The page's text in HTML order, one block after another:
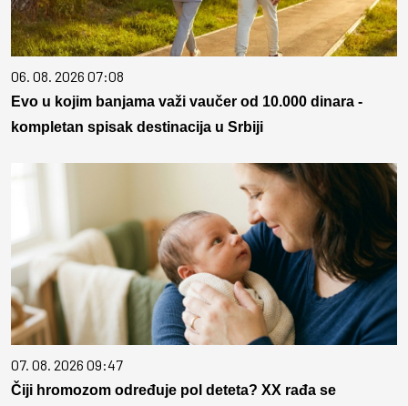
06. 08. 2026 07:08
Evo u kojim banjama važi vaučer od 10.000 dinara -
kompletan spisak destinacija u Srbiji
07. 08. 2026 09:47
Čiji hromozom određuje pol deteta? XX rađa se